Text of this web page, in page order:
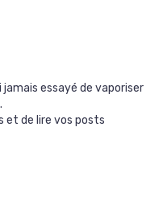
jamais essayé de vaporiser
et de lire vos posts